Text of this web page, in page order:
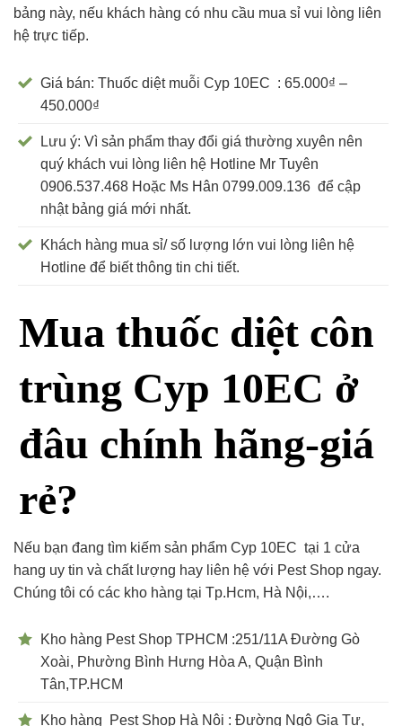
bảng này, nếu khách hàng có nhu cầu mua sỉ vui lòng liên
hệ trực tiếp.
Giá bán: Thuốc diệt muỗi Cyp 10EC : 65.000₫ –
450.000₫
Lưu ý: Vì sản phẩm thay đổi giá thường xuyên nên
quý khách vui lòng liên hệ Hotline Mr Tuyên
0906.537.468 Hoặc Ms Hân 0799.009.136 để cập
nhật bảng giá mới nhất.
Khách hàng mua sỉ/ số lượng lớn vui lòng liên hệ
Hotline để biết thông tin chi tiết.
Mua thuốc diệt côn
trùng Cyp 10EC ở
đâu chính hãng-giá
rẻ?
Nếu bạn đang tìm kiếm sản phẩm Cyp 10EC tại 1 cửa
hang uy tin và chất lượng hay liên hệ với Pest Shop ngay.
Chúng tôi có các kho hàng tại Tp.Hcm, Hà Nội,….
Kho hàng Pest Shop TPHCM :251/11A Đường Gò
Xoài, Phường Bình Hưng Hòa A, Quận Bình
Tân,TP.HCM
Kho hàng Pest Shop Hà Nội : Đường Ngô Gia Tự,